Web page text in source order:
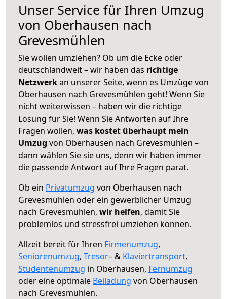
Unser Service für Ihren Umzug
von Oberhausen nach
Grevesmühlen
Sie wollen umziehen? Ob um die Ecke oder
deutschlandweit – wir haben das richtige
Netzwerkan unserer Seite, wenn es Umzüge von
Oberhausen nach Grevesmühlen geht! Wenn Sie
nicht weiterwissen – haben wir die richtige
Lösung für Sie! Wenn Sie Antworten auf Ihre
Fragen wollen, was kostet überhaupt mein
Umzug von Oberhausen nach Grevesmühlen –
dann wählen Sie sie uns, denn wir haben immer
die passende Antwort auf Ihre Fragen parat.
Ob ein Privatumzug von Oberhausen nach
Grevesmühlen oder ein gewerblicher Umzug
nach Grevesmühlen, wir helfen, damit Sie
problemlos und stressfrei umziehen können.
Allzeit bereit für Ihren Firmenumzug,
Seniorenumzug, Tresor– & Klaviertransport,
Studentenumzug in Oberhausen, Fernumzug
oder eine optimale Beiladung von Oberhausen
nach Grevesmühlen.